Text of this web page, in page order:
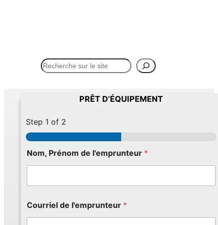
Rechercher
PRÊT D’ÉQUIPEMENT
Step 1 of 2
o
m
t
a
i
Nom, Prénom de l'emprunteur *
Courriel de l'emprunteur *